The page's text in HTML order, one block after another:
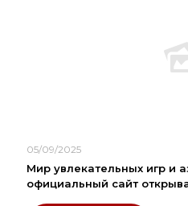
05/09/2025
Мир увлекательных игр и
официальный сайт